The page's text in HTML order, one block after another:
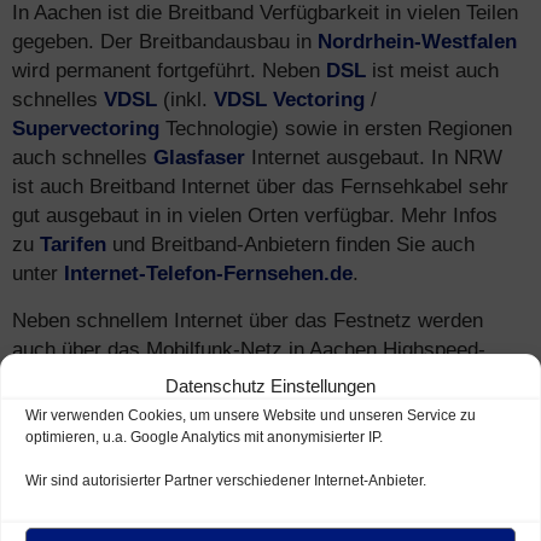
Datenschutz Einstellungen
Wir verwenden Cookies, um unsere Website und unseren Service zu
optimieren, u.a. Google Analytics mit anonymisierter IP.
Wir sind autorisierter Partner verschiedener Internet-Anbieter.
In Aachen ist die Breitband Verfügbarkeit in vielen Teilen
gegeben. Der Breitbandausbau in Nordrhein-Westfalen
wird permanent fortgeführt. Neben DSL ist meist auch
schnelles VDSL (inkl. VDSL Vectoring /
Supervectoring Technologie) sowie in ersten Regionen
auch schnelles Glasfaser Internet ausgebaut. In NRW
ist auch Breitband Internet über das Fernsehkabel sehr
gut ausgebaut in in vielen Orten verfügbar. Mehr Infos
zu Tarifen und Breitband-Anbietern finden Sie auch
unter Internet-Telefon-Fernsehen.de.
Neben schnellem Internet über das Festnetz werden
auch über das Mobilfunk-Netz in Aachen Highspeed-
Geschwindigkeiten erreicht – viaLTE (4G)
(3G).